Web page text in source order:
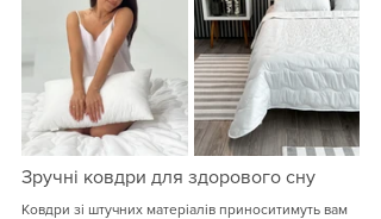
Зручні ковдри для здорового сну
Ковдри зі штучних матеріалів приноситимуть вам